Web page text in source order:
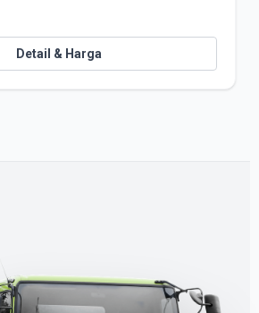
Detail & Harga